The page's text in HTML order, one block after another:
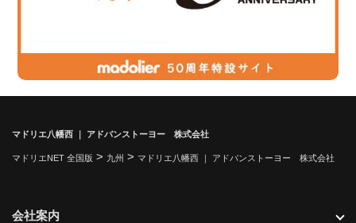
マドリエ八幡西 ｜ アドバンストーヨー 株式会社
マドリエNET 全国版 > 九州 > マドリエ八幡西 ｜ アドバンストーヨー 株式会社
会社案内